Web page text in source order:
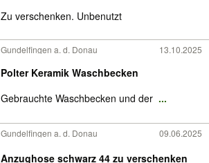
Zu verschenken. Unbenutzt
Gundelfingen a. d. Donau 13.10.2025
Polter Keramik Waschbecken
Gebrauchte Waschbecken und der ...
Gundelfingen a. d. Donau 09.06.2025
Anzughose schwarz 44 zu verschenken